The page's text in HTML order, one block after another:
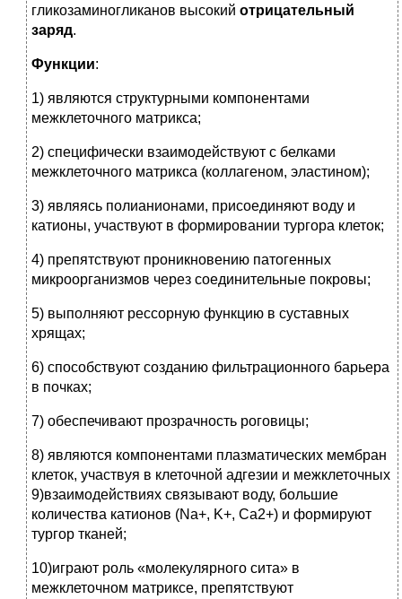
гликозаминогликанов высокий отрицательный
заряд.
Функции:
1) являются структурными компонентами
межклеточного матрикса;
2) специфически взаимодействуют с белками
межклеточного матрикса (коллагеном, эластином);
3) являясь полианионами, присоединяют воду и
катионы, участвуют в формировании тургора клеток;
4) препятствуют проникновению патогенных
микроорганизмов через соединительные покровы;
5) выполняют рессорную функцию в суставных
хрящах;
6) способствуют созданию фильтрационного барьера
в почках;
7) обеспечивают прозрачность роговицы;
8) являются компонентами плазматических мембран
клеток, участвуя в клеточной адгезии и межклеточных
9)взаимодействиях связывают воду, большие
количества катионов (Na+, K+, Са2+) и формируют
тургор тканей;
10)играют роль «молекулярного сита» в
межклеточном матриксе, препятствуют